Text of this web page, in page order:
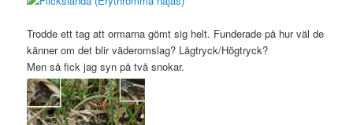
Trodde ett tag att ormarna gömt sig helt. Funderade på hur väl de
känner om det blir väderomslag? Lågtryck/Högtryck?
Men så fick jag syn på två snokar.